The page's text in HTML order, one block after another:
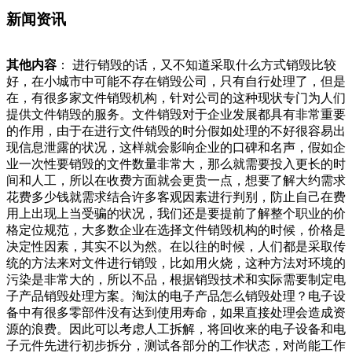
新闻资讯
其他内容 ： 进行销毁的话，又不知道采取什么方式销毁比较
好，在小城市中可能不存在销毁公司，只有自行处理了，但是
在，有很多家文件销毁机构，针对公司的这种现状专门为人们
提供文件销毁的服务。文件销毁对于企业发展都具有非常重要
的作用，由于在进行文件销毁的时分假如处理的不好很容易出
现信息泄露的状况，这样就会影响企业的口碑和名声，假如企
业一次性要销毁的文件数量非常大，那么就需要投入更长的时
间和人工，所以在收费方面就会更贵一点，想要了解大约需求
花费多少钱就需求结合许多客观因素进行判别，防止自己在费
用上出现上当受骗的状况，我们还是要提前了解整个职业的价
格定位规范，大多数企业在选择文件销毁机构的时候，价格是
决定性因素，其实不以为然。在以往的时候，人们都是采取传
统的方法来对文件进行销毁，比如用火烧，这种方法对环境的
污染是非常大的，所以不品，根据销毁技术和实际需要制定电
子产品销毁处理方案。淘汰的电子产品怎么销毁处理？电子设
备中有很多零部件没有达到使用寿命，如果直接处理会造成资
源的浪费。因此可以考虑人工拆解，将回收来的电子设备和电
子元件先进行初步拆分，测试各部分的工作状态，对尚能工作